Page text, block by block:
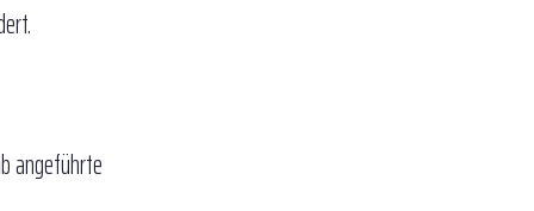
angeführte